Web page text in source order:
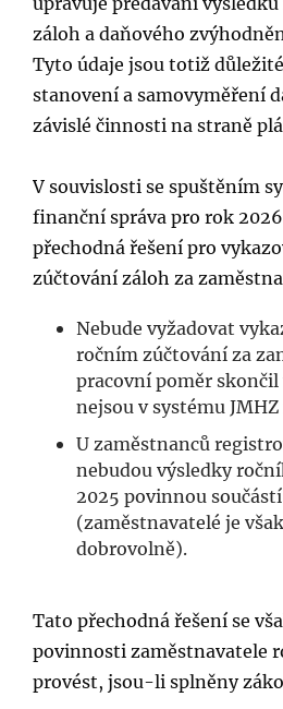
záloh a daňového
Tyto údaje jsou totiž
stanovení a samovyměření
závislé činnosti na straně
V souvislosti se spuštěním
finanční správa pro rok
přechodná řešení pro
zúčtování záloh za
Nebude vyžadovat
ročním zúčtování za
pracovní poměr
nejsou v systému
U zaměstnanců
nebudou výsledky
2025 povinnou
(zaměstnavatelé je
dobrovolně).
Tato přechodná řešení se
povinnosti zaměstnavatele
provést, jsou-li splněny